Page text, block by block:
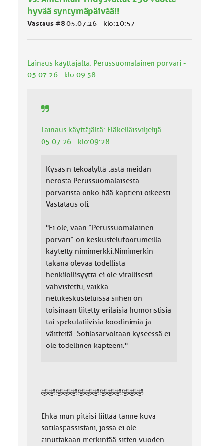
ä
u
a
:
hyvää syntymäpäivää!!
Vastaus #805.07.26 - klo:10:57
Lainaus käyttäjältä: Perussuomalainen porvari -
05.07.26 - klo:09:38
Lainaus käyttäjältä: Eläkelläisviljelijä -
05.07.26 - klo:09:28
Kysäsin tekoälyltä tästä meidän
nerosta Perussuomalaisesta
porvarista onko hää kaptieni oikeesti.
Vastataus oli.
"Ei ole, vaan ”Perussuomalainen
porvari” on keskustelufoorumeilla
käytetty nimimerkki.Nimimerkin
takana olevaa todellista
henkilöllisyyttä ei ole virallisesti
vahvistettu, vaikka
nettikeskusteluissa siihen on
toisinaan liitetty erilaisia humoristisia
tai spekulatiivisia koodinimiä ja
väitteitä. Sotilasarvoltaan kyseessä ei
ole todellinen kapteeni."
🤣🤣🤣🤣🤣🤣🤣🤣🤣🤣🤣🤣🤣🤣
Ehkä mun pitäisi liittää tänne kuva
sotilaspassistani, jossa ei ole
ainuttakaan merkintää sitten vuoden